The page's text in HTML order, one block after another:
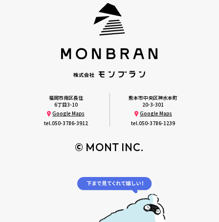
福岡市南区長住
6丁目3-10
Google Maps
tel.050-3786-3912
熊本市中央区神水本町
20-3-301
Google Maps
tel.050-3786-1239
© MONT INC.